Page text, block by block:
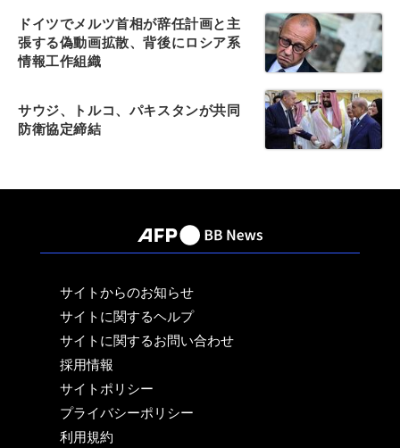
ドイツでメルツ首相が辞任計画と主
張する偽動画拡散、背後にロシア系
情報工作組織
サウジ、トルコ、パキスタンが共同
防衛協定締結
サイトからのお知らせ
サイトに関するヘルプ
サイトに関するお問い合わせ
採用情報
サイトポリシー
プライバシーポリシー
利用規約